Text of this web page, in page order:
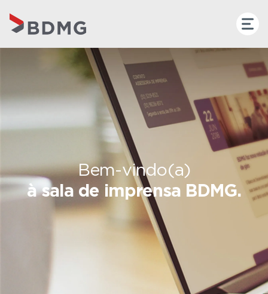
Bem-vindo(a)
à sala de imprensa BDMG.